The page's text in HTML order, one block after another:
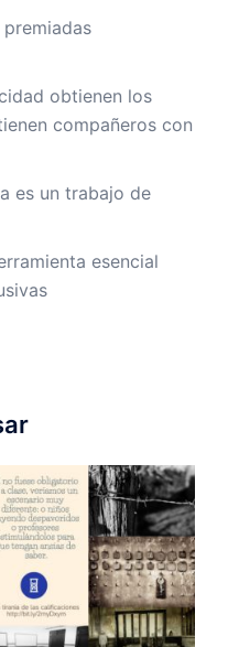
obtienen los
compañeros con
es un trabajo de
esencial